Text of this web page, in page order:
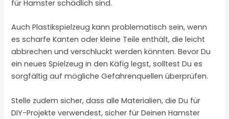
für Hamster schädlich sind.
Auch Plastikspielzeug kann problematisch sein, wenn
es scharfe Kanten oder kleine Teile enthält, die leicht
abbrechen und verschluckt werden könnten. Bevor Du
ein neues Spielzeug in den Käfig legst, solltest Du es
sorgfältig auf mögliche Gefahrenquellen überprüfen.
Stelle zudem sicher, dass alle Materialien, die Du für
DIY-Projekte verwendest, sicher für Deinen Hamster